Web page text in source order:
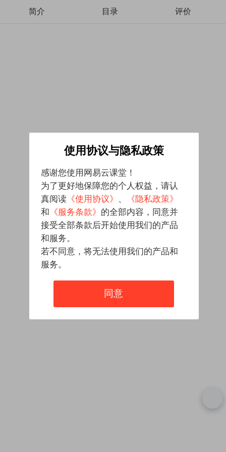
简介 目录 评价
使用协议与隐私政策
感谢您使用网易云课堂！
为了更好地保障您的个人权益，请认
真阅读 《使用协议》 、
《隐私政策》
和 《服务条款》 的全部内容，同意并
接受全部条款后开始使用我们的产品
和服务。
若不同意，将无法使用我们的产品和
服务。
同意